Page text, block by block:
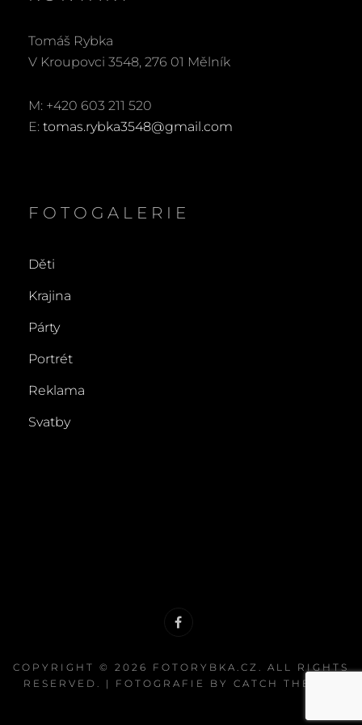
Tomáš Rybka
V Kroupovci 3548, 276 01 Mělník
M: +420 603 211 520
E: tomas.rybka3548@gmail.com
FOTOGALERIE
Děti
Krajina
Párty
Portrét
Reklama
Svatby
@fotorybka.cz
COPYRIGHT © 2026 FOTORYBKA.CZ . ALL RIGHTS
RESERVED. | FOTOGRAFIE BY CATCH THEMES